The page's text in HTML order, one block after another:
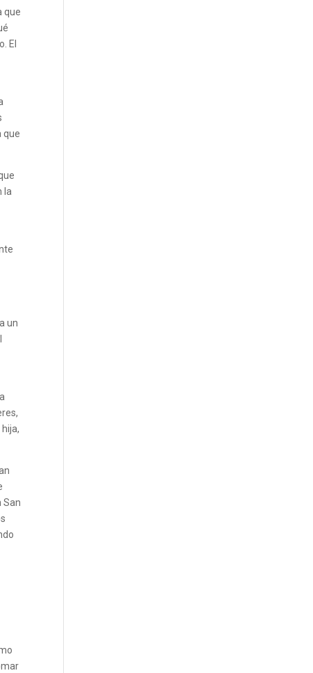
que
El
que
la
un
San